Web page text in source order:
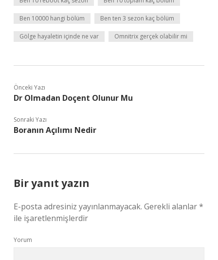
Ben 10000 hangi bölüm Ben ten 3 sezon kaç bölüm
Gölge hayaletin içinde ne var Omnitrix gerçek olabilir mi
Önceki Yazı
Dr Olmadan Doçent Olunur Mu
Sonraki Yazı
Boranın Açılımı Nedir
Bir yanıt yazın
E-posta adresiniz yayınlanmayacak. Gerekli alanlar*
ile işaretlenmişlerdir
Yorum